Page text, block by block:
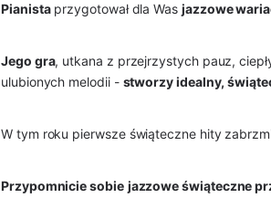
Pianistaprzygotował dla Was jazzowe
Jego gra, utkana z przejrzystych pauz,
ulubionych melodii - stworzy idealny,
W tym roku pierwsze świąteczne hity
Przypomnicie sobie jazzowe świąteczne